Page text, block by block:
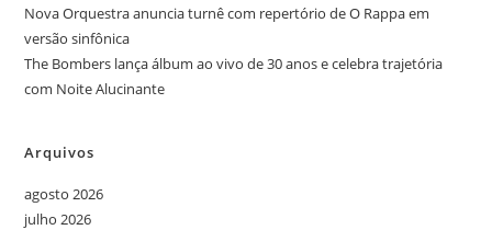
Nova Orquestra anuncia turnê com repertório de O Rappa em
versão sinfônica
The Bombers lança álbum ao vivo de 30 anos e celebra trajetória
com Noite Alucinante
Arquivos
agosto 2026
julho 2026